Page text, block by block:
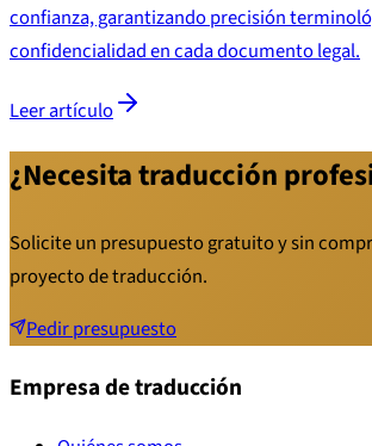
confianza, garantizando precisión
confidencialidad en cada documento legal.
Leer artículo
¿Necesita traducción
Solicite un presupuesto gratuito y sin
proyecto de traducción.
Pedir presupuesto
Empresa de traducción